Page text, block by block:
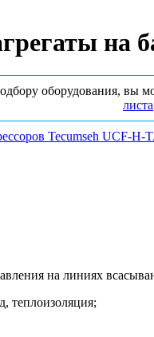
на
оборудования, вы
листа
на линиях
теплоизоляция;